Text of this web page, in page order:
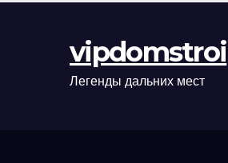
оформления
рыночные
ориентиры
vipdomstroi
Легенды дальних мест